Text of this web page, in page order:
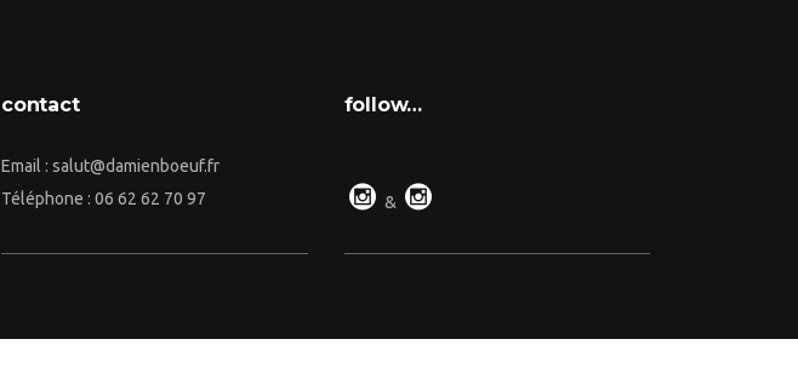
contact
Email : salut@damienboeuf.fr
Téléphone : 06 62 62 70 97
follow…
&